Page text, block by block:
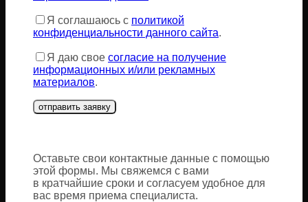
Я соглашаюсь с политикой
конфиденциальности данного сайта.
Я даю свое согласие на получение
информационных и/или рекламных
материалов.
Оставьте свои контактные данные с помощью
этой формы. Мы свяжемся с вами
в кратчайшие сроки и согласуем удобное для
вас время приема специалиста.